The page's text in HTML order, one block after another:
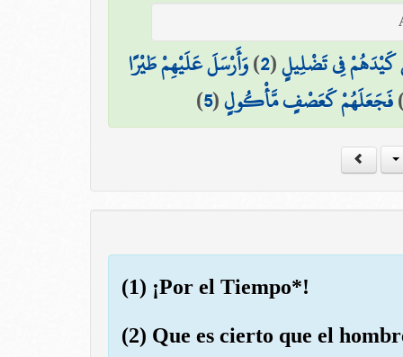
كَيْدَهُمْ فِي تَضْلِيلٍ(
2
)وَأَرْسَلَ عَلَيْهِمْ طَيْرًا
فَجَعَلَهُمْ كَعَصْفٍ مَّأْكُولٍ(
5
)
(1) ¡Por el Tiempo*!
(2) Que es cierto que el